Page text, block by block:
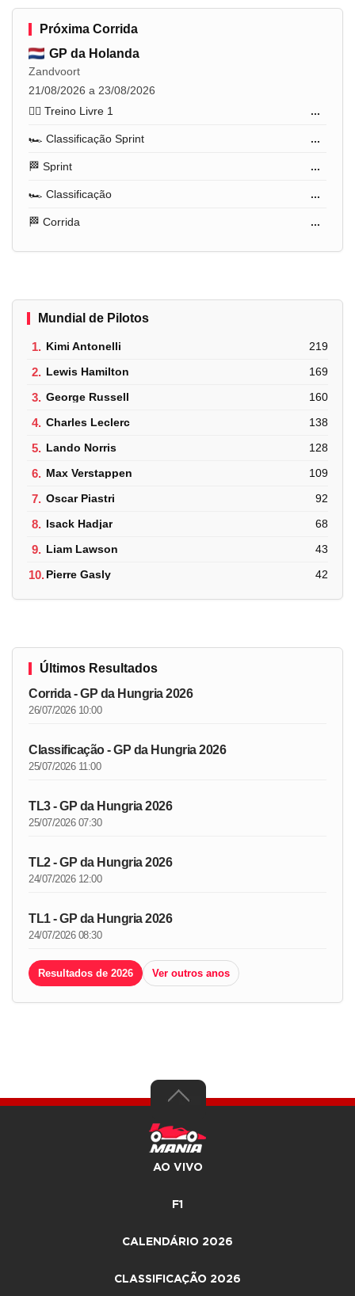
Próxima Corrida
GP da Holanda
Zandvoort
21/08/2026 a 23/08/2026
🏋️‍♂️ Treino Livre 1
...
🏎️ Classificação Sprint ...
🏁 Sprint ...
🏎️ Classificação ...
🏁 Corrida ...
Mundial de Pilotos
1. Kimi Antonelli 219
2. Lewis Hamilton 169
3. George Russell 160
4. Charles Leclerc 138
5. Lando Norris 128
6. Max Verstappen 109
7. Oscar Piastri 92
8. Isack Hadjar 68
9. Liam Lawson 43
10.Pierre Gasly 42
Últimos Resultados
Corrida - GP da Hungria 2026
26/07/2026 10:00
Classificação - GP da Hungria 2026
25/07/2026 11:00
TL3 - GP da Hungria 2026
25/07/2026 07:30
TL2 - GP da Hungria 2026
24/07/2026 12:00
TL1 - GP da Hungria 2026
24/07/2026 08:30
Resultados de 2026 Ver outros anos
AO VIVO
F1
CALENDÁRIO 2026
CLASSIFICAÇÃO 2026